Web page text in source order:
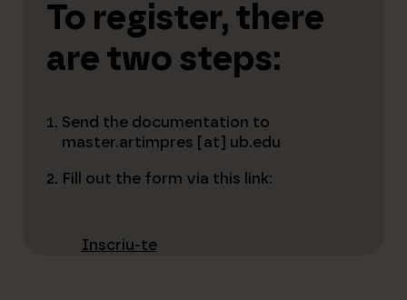
To register, there
are two steps:
Send the documentation to
master.artimpres [at] ub.edu
Fill out the form via this link:
Inscriu-te